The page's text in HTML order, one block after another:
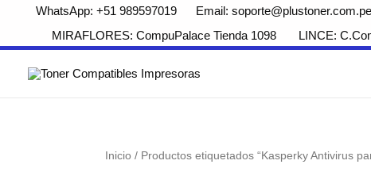
WhatsApp: +51 989597019 Email: soporte@plustoner.com.pe
MIRAFLORES: CompuPalace Tienda 1098 LINCE:
Inicio / Productos etiquetados “Kasperky Antivirus